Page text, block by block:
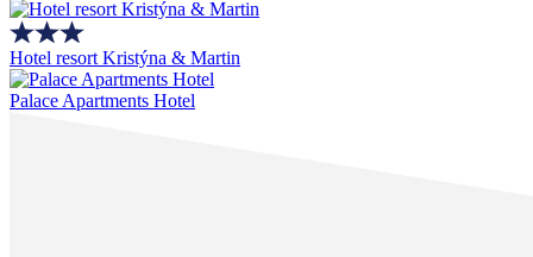
Hotel resort Kristýna & Martin
Palace Apartments Hotel